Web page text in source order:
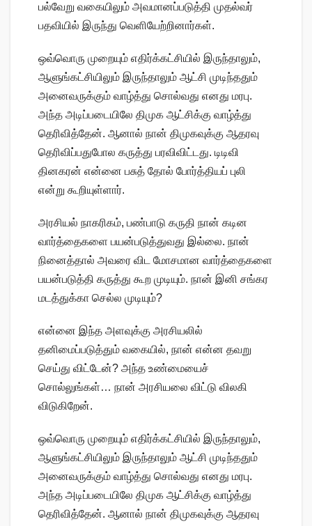
பல்வேறு வகையிலும் அவமானப்படுத்தி முதல்வர்
பதவியில் இருந்து வெளியேற்றினார்கள்.
ஒவ்வொரு முறையும் எதிர்க்கட்சியில் இருந்தாலும்,
ஆளுங்கட்சியிலும் இருந்தாலும் ஆட்சி முடிந்ததும்
அனைவருக்கும் வாழ்த்து சொல்வது எனது மரபு.
அந்த அடிப்படையிலே திமுக ஆட்சிக்கு வாழ்த்து
தெரிவித்தேன். ஆனால் நான் திமுகவுக்கு ஆதரவு
தெரிவிப்பதுபோல கருத்து பரவிவிட்டது. டிடிவி
தினகரன் என்னை பசுத் தோல் போர்த்தியப் புலி
என்று கூறியுள்ளார்.
அரசியல் நாகரிகம், பண்பாடு கருதி நான் கடின
வார்த்தைகளை பயன்படுத்துவது இல்லை. நான்
நினைத்தால் அவரை விட மோசமான வார்த்தைகளை
பயன்படுத்தி கருத்து கூற முடியும். நான் இனி சங்கர
மடத்துக்கா செல்ல முடியும்?
என்னை இந்த அளவுக்கு அரசியலில்
தனிமைப்படுத்தும் வகையில், நான் என்ன தவறு
செய்து விட்டேன்? அந்த உண்மையைச்
சொல்லுங்கள்… நான் அரசியலை விட்டு விலகி
விடுகிறேன்.
ஒவ்வொரு முறையும் எதிர்க்கட்சியில் இருந்தாலும்,
ஆளுங்கட்சியிலும் இருந்தாலும் ஆட்சி முடிந்ததும்
அனைவருக்கும் வாழ்த்து சொல்வது எனது மரபு.
அந்த அடிப்படையிலே திமுக ஆட்சிக்கு வாழ்த்து
தெரிவித்தேன். ஆனால் நான் திமுகவுக்கு ஆதரவு